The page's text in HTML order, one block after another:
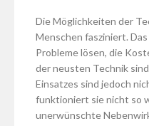
Die Möglichkeiten der
Menschen fasziniert.
Probleme lösen, die
der neusten Technik
Einsatzes sind jedoch
funktioniert sie nicht so
unerwünschte